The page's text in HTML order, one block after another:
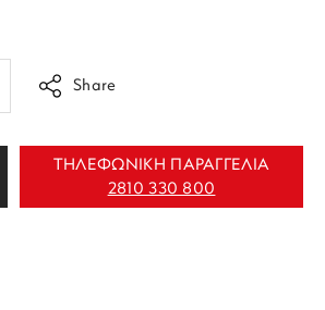
Share
ΤΗΛΕΦΩΝΙΚΗ ΠΑΡΑΓΓΕΛΙΑ
2810 330 800